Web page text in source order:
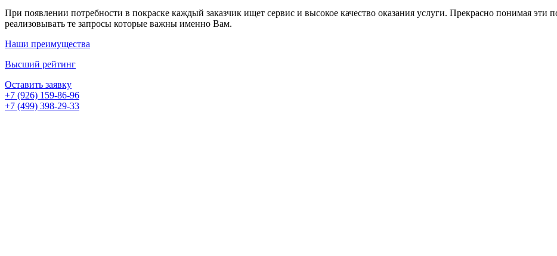
При появлении потребности в покраске каждый заказчик ищет сервис и высокое качество оказания услуги. Прекрасно понимая эти
реализовывать те запросы которые важны именно Вам.
Наши преимущества
Высший рейтинг
Оставить заявку
+7 (926) 159-86-96
+7 (499) 398-29-33